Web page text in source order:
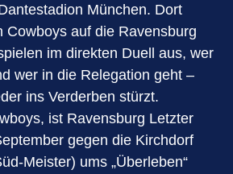
München. Dort
Cowboys auf die Ravensburg
im direkten Duell aus, wer
wer in die Relegation geht –
ins Verderben stürzt.
ist Ravensburg Letzter
gegen die Kirchdorf
Meister) ums „Überleben“